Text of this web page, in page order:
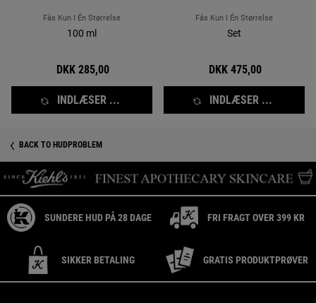
Fås Kun I Én Størrelse
100 ml
DKK 285,00
INDLÆSER ...
Fås Kun I Én Størrelse
Set
DKK 475,00
INDLÆSER ...
BACK TO HUDPROBLEM
SUNDERE HUD PÅ 28 DAGE FRI FRAGT OVER 399 KR
SIKKER BETALING GRATIS PRODUKTPRØVER